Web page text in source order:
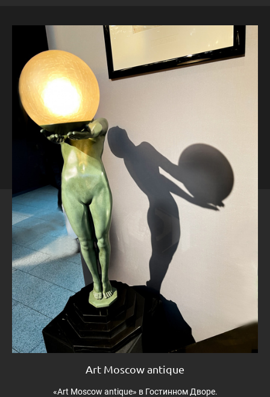
Art Moscow antique
«Art Moscow antique» в Гостинном Дворе.